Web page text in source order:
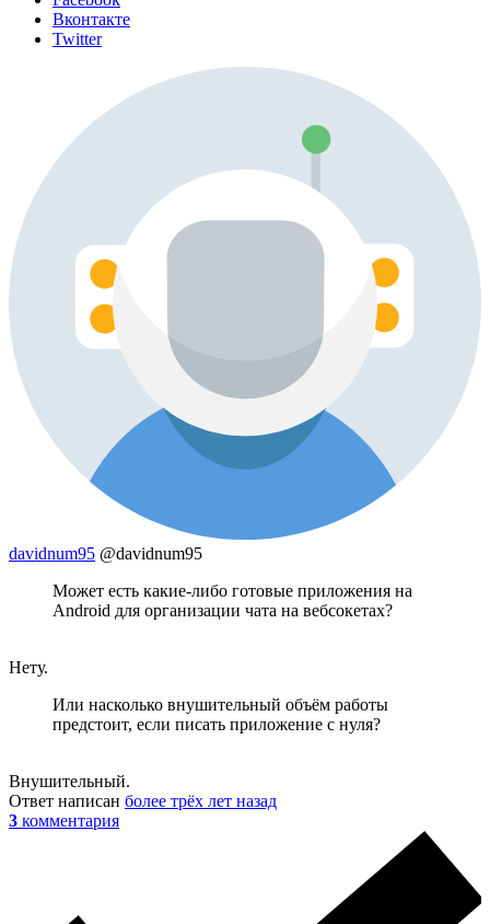
Вконтакте
Twitter
davidnum95 @davidnum95
Может есть какие-либо готовые приложения на
Android для организации чата на вебсокетах?
Нету.
Или насколько внушительный объём работы
предстоит, если писать приложение с нуля?
Внушительный.
Ответ написан более трёх лет назад
3 комментария